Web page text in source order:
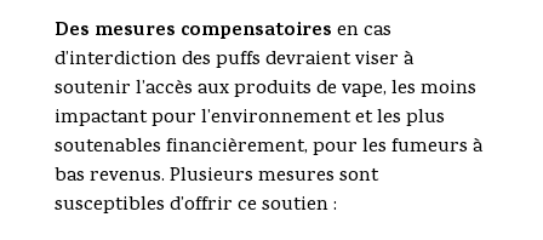
Des mesures compensatoires en cas
d’interdiction des puffs devraient viser à
soutenir l’accès aux produits de vape, les moins
impactant pour l’environnement et les plus
soutenables financièrement, pour les fumeurs à
bas revenus. Plusieurs mesures sont
susceptibles d’offrir ce soutien :